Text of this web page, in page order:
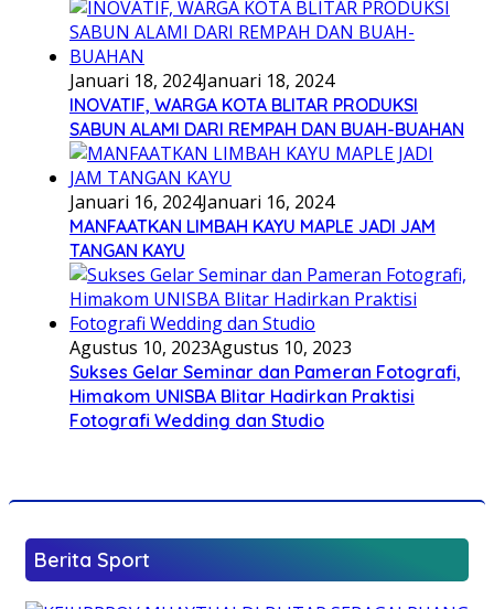
Januari 18, 2024Januari 18, 2024
INOVATIF, WARGA KOTA BLITAR PRODUKSI
SABUN ALAMI DARI REMPAH DAN BUAH-BUAHAN
Januari 16, 2024Januari 16, 2024
MANFAATKAN LIMBAH KAYU MAPLE JADI JAM
TANGAN KAYU
Agustus 10, 2023Agustus 10, 2023
Sukses Gelar Seminar dan Pameran Fotografi,
Himakom UNISBA Blitar Hadirkan Praktisi
Fotografi Wedding dan Studio
Berita Sport